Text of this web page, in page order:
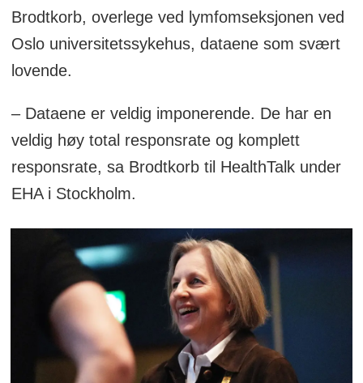
Brodtkorb, overlege ved lymfomseksjonen ved
Oslo universitetssykehus, dataene som svært
lovende.
– Dataene er veldig imponerende. De har en
veldig høy total responsrate og komplett
responsrate, sa Brodtkorb til HealthTalk under
EHA i Stockholm.